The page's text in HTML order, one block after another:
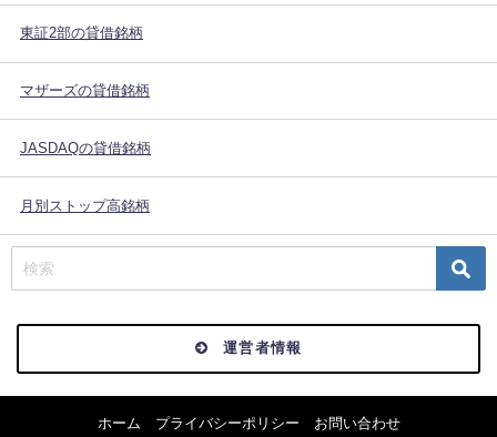
東証2部の貸借銘柄
マザーズの貸借銘柄
JASDAQの貸借銘柄
月別ストップ高銘柄
運営者情報
ホーム プライバシーポリシー お問い合わせ